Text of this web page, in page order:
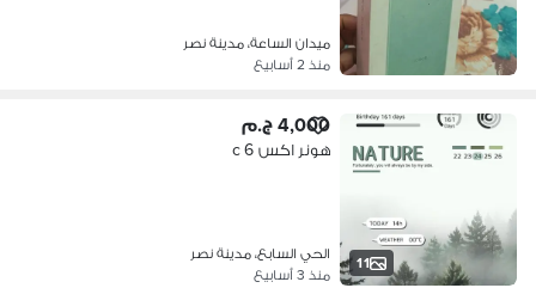
ميدان الساعة، مدينة نصر
منذ 2 أسابيع
11
4,000 ج.م
هونر اكس 6 c
الحي السابع، مدينة نصر
منذ 3 أسابيع